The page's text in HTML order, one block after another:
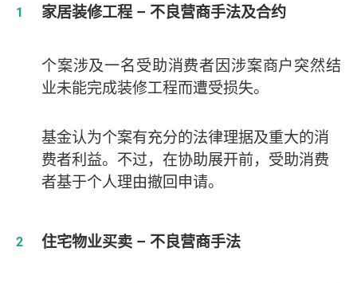
家居装修工程 – 不良营商手法及合约
个案涉及一名受助消费者因涉案商户突然结
业未能完成装修工程而遭受损失。
基金认为个案有充分的法律理据及重大的消
费者利益。不过，在协助展开前，受助消费
者基于个人理由撤回申请。
住宅物业买卖 – 不良营商手法